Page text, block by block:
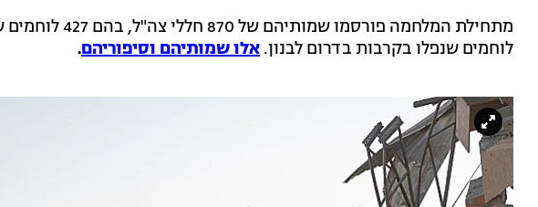
לוחמים שנפלו בקרבות בדרום לבנון. אלו שמותיהם וסיפוריהם.